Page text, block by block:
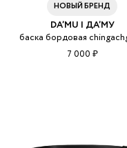
НОВЫЙ БРЕНД
DA’MU | ДА’МУ
баска бордовая
7 000 ₽